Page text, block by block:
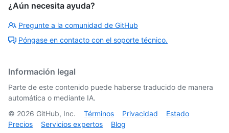
¿Aún necesita ayuda?
Pregunte a la comunidad de GitHub
Póngase en contacto con el soporte técnico.
Información legal
Parte de este contenido puede haberse traducido de manera
automática o mediante IA.
© 2026 GitHub, Inc. Términos Privacidad
Estado
Precios
Servicios expertos Blog